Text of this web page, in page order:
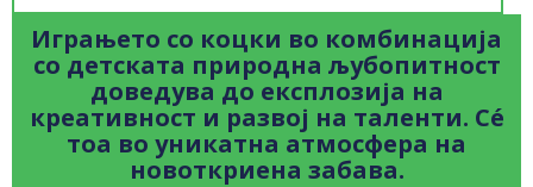
Играњето со коцки во комбинација
со детската природна љубопитност
доведува до експлозија на
креативност и развој на таленти. Сé
тоа во уникатна атмосфера на
новоткриена забава.